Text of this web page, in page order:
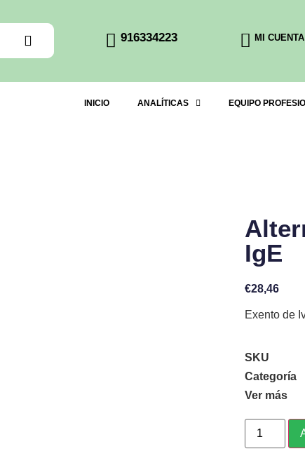
916334223 MI CUENTA
INICIO ANALÍTICAS EQUIPO
IgE
€28,46
Exento de
SKU
Categoría
Ver más